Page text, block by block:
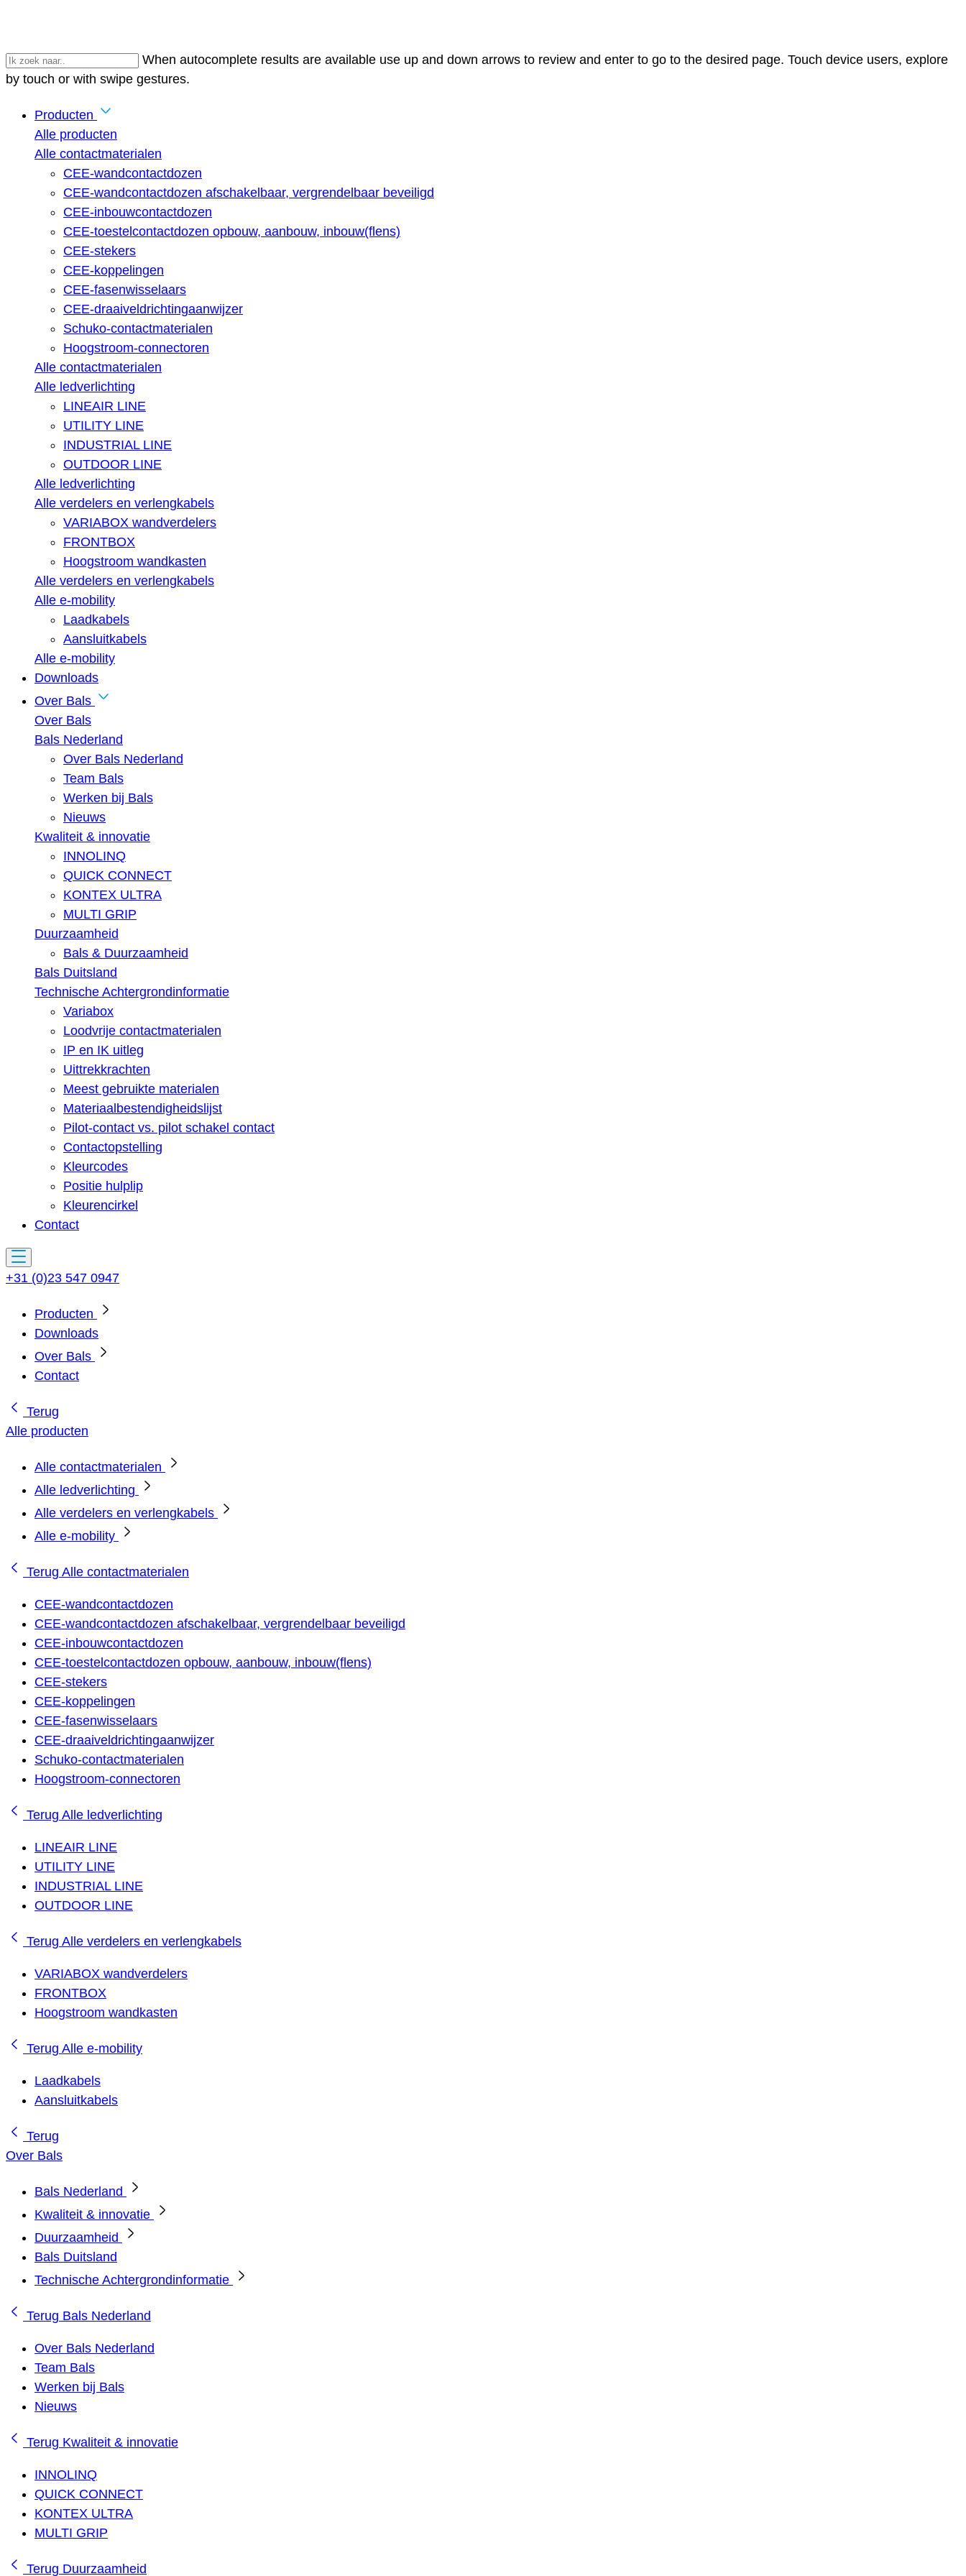
When autocomplete results are available use up and down arrows to review and enter to go to the desired page. Touch device users, explore
by touch or with swipe gestures.
Producten
Alle producten
Alle contactmaterialen
CEE-wandcontactdozen
CEE-wandcontactdozen afschakelbaar, vergrendelbaar beveiligd
CEE-inbouwcontactdozen
CEE-toestelcontactdozen opbouw, aanbouw, inbouw(flens)
CEE-stekers
CEE-koppelingen
CEE-fasenwisselaars
CEE-draaiveldrichtingaanwijzer
Schuko-contactmaterialen
Hoogstroom-connectoren
Alle contactmaterialen
Alle ledverlichting
LINEAIR LINE
UTILITY LINE
INDUSTRIAL LINE
OUTDOOR LINE
Alle ledverlichting
Alle verdelers en verlengkabels
VARIABOX wandverdelers
FRONTBOX
Hoogstroom wandkasten
Alle verdelers en verlengkabels
Alle e-mobility
Laadkabels
Aansluitkabels
Alle e-mobility
Downloads
Over Bals
Over Bals
Bals Nederland
Over Bals Nederland
Team Bals
Werken bij Bals
Nieuws
Kwaliteit & innovatie
INNOLINQ
QUICK CONNECT
KONTEX ULTRA
MULTI GRIP
Duurzaamheid
Bals & Duurzaamheid
Bals Duitsland
Technische Achtergrondinformatie
Variabox
Loodvrije contactmaterialen
IP en IK uitleg
Uittrekkrachten
Meest gebruikte materialen
Materiaalbestendigheidslijst
Pilot-contact vs. pilot schakel contact
Contactopstelling
Kleurcodes
Positie hulplip
Kleurencirkel
Contact
+31 (0)23 547 0947
Producten
Downloads
Over Bals
Contact
Terug
Alle producten
Alle contactmaterialen
Alle ledverlichting
Alle verdelers en verlengkabels
Alle e-mobility
Terug Alle contactmaterialen
CEE-wandcontactdozen
CEE-wandcontactdozen afschakelbaar, vergrendelbaar beveiligd
CEE-inbouwcontactdozen
CEE-toestelcontactdozen opbouw, aanbouw, inbouw(flens)
CEE-stekers
CEE-koppelingen
CEE-fasenwisselaars
CEE-draaiveldrichtingaanwijzer
Schuko-contactmaterialen
Hoogstroom-connectoren
Terug Alle ledverlichting
LINEAIR LINE
UTILITY LINE
INDUSTRIAL LINE
OUTDOOR LINE
Terug Alle verdelers en verlengkabels
VARIABOX wandverdelers
FRONTBOX
Hoogstroom wandkasten
Terug Alle e-mobility
Laadkabels
Aansluitkabels
Terug
Over Bals
Bals Nederland
Kwaliteit & innovatie
Duurzaamheid
Bals Duitsland
Technische Achtergrondinformatie
Terug Bals Nederland
Over Bals Nederland
Team Bals
Werken bij Bals
Nieuws
Terug Kwaliteit & innovatie
INNOLINQ
QUICK CONNECT
KONTEX ULTRA
MULTI GRIP
Terug Duurzaamheid